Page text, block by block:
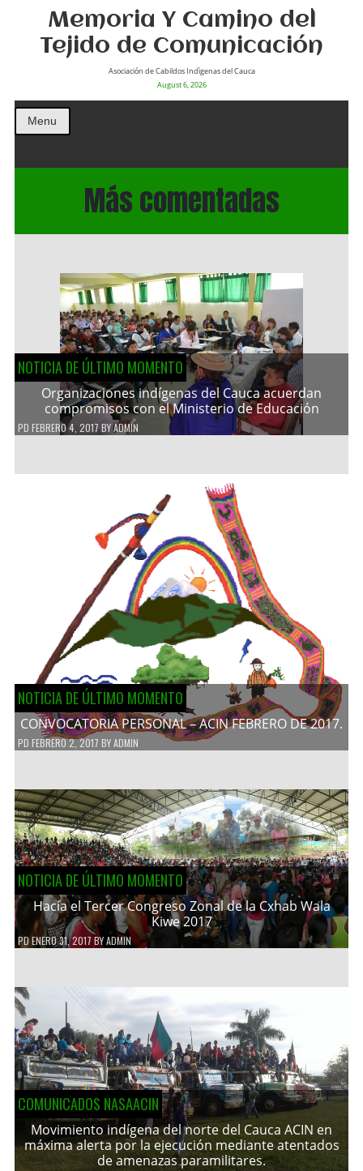
Memoria Y Camino del
Tejido de Comunicación
Asociación de Cabildos Indìgenas del Cauca
August 6, 2026
Menu
Más comentadas
NOTICIA DE ÚLTIMO MOMENTO
Organizaciones indígenas del Cauca acuerdan
compromisos con el Ministerio de Educación
PD FEBRERO 4, 2017 BYADMIN
NOTICIA DE ÚLTIMO MOMENTO
CONVOCATORIA PERSONAL – ACIN FEBRERO DE 2017.
PD FEBRERO 2, 2017 BYADMIN
NOTICIA DE ÚLTIMO MOMENTO
Hacía el Tercer Congreso Zonal de la Cxhab Wala
Kiwe 2017
PDENERO 31, 2017 BYADMIN
COMUNICADOS NASAACIN
Movimiento indígena del norte del Cauca ACIN en
máxima alerta por la ejecución mediante atentados
de amenazas paramilitares.